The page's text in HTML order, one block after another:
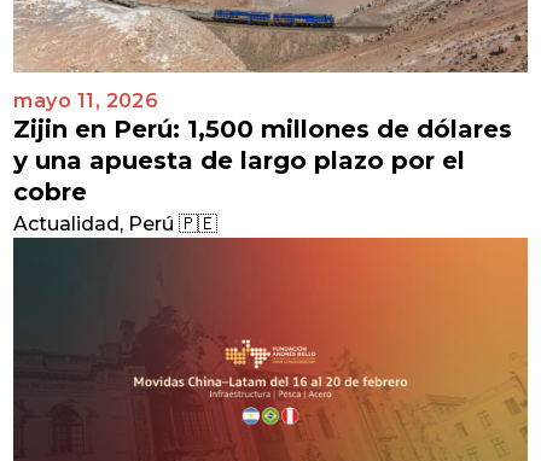
mayo 11, 2026
Zijin en Perú: 1,500 millones de dólares
y una apuesta de largo plazo por el
cobre
Actualidad, Perú 🇵🇪